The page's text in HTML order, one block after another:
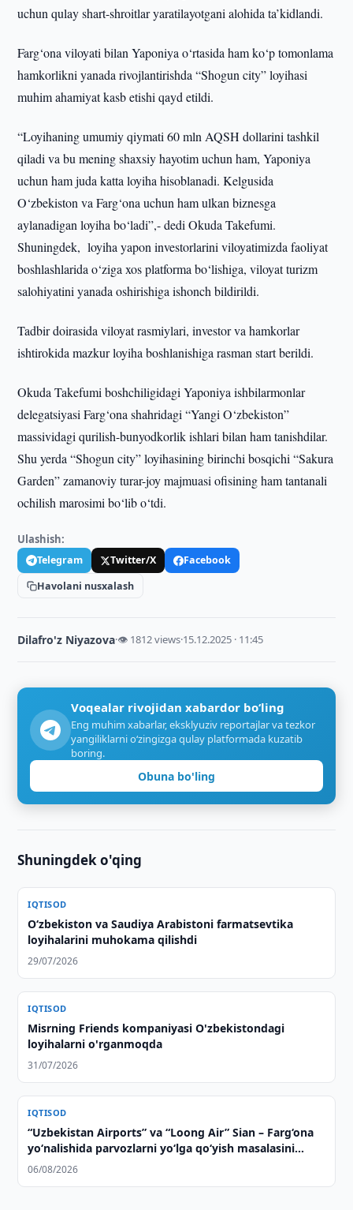
uchun qulay shart-shroitlar yaratilayotgani alohida ta’kidlandi.
Farg‘ona viloyati bilan Yaponiya o‘rtasida ham ko‘p tomonlama
hamkorlikni yanada rivojlantirishda “Shogun city” loyihasi
muhim ahamiyat kasb etishi qayd etildi.
“Loyihaning umumiy qiymati 60 mln AQSH dollarini tashkil
qiladi va bu mening shaxsiy hayotim uchun ham, Yaponiya
uchun ham juda katta loyiha hisoblanadi. Kelgusida
O‘zbekiston va Farg‘ona uchun ham ulkan biznesga
aylanadigan loyiha bo‘ladi”,- dedi Okuda Takefumi.
Shuningdek, loyiha yapon investorlarini viloyatimizda faoliyat
boshlashlarida o‘ziga xos platforma bo‘lishiga, viloyat turizm
salohiyatini yanada oshirishiga ishonch bildirildi.
Tadbir doirasida viloyat rasmiylari, investor va hamkorlar
ishtirokida mazkur loyiha boshlanishiga rasman start berildi.
Okuda Takefumi boshchiligidagi Yaponiya ishbilarmonlar
delegatsiyasi Farg‘ona shahridagi “Yangi O‘zbekiston”
massividagi qurilish-bunyodkorlik ishlari bilan ham tanishdilar.
Shu yerda “Shogun city” loyihasining birinchi bosqichi “Sakura
Garden” zamanoviy turar-joy majmuasi ofisining ham tantanali
ochilish marosimi bo‘lib o‘tdi.
Ulashish:
Telegram Twitter/X
Facebook
Havolani nusxalash
Dilafro'z Niyazova·👁 1812 views·15.12.2025 · 11:45
Voqealar rivojidan xabardor bo‘ling
Eng muhim xabarlar, eksklyuziv reportajlar va tezkor
yangiliklarni o‘zingizga qulay platformada kuzatib
boring.
Obuna bo'ling
Shuningdek o'qing
IQTISOD
Oʻzbekiston va Saudiya Arabistoni farmatsevtika
loyihalarini muhokama qilishdi
29/07/2026
IQTISOD
Misrning Friends kompaniyasi O'zbekistondagi
loyihalarni o'rganmoqda
31/07/2026
IQTISOD
“Uzbekistan Airports” va “Loong Air” Sian – Farg‘ona
yo‘nalishida parvozlarni yo‘lga qo‘yish masalasini
muhokama qildi
06/08/2026